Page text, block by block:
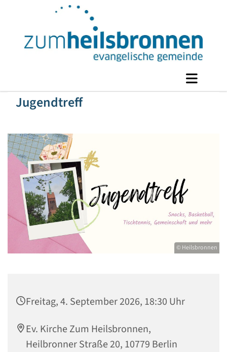
Jugendtreff
© Heilsbronnen
Freitag, 4. September 2026, 18:30 Uhr
Ev. Kirche Zum Heilsbronnen,
Heilbronner Straße 20, 10779 Berlin